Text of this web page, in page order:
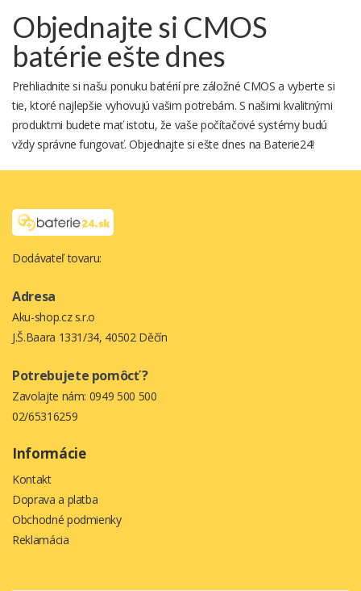
Objednajte si CMOS
batérie ešte dnes
Prehliadnite si našu ponuku batérií pre záložné CMOS a vyberte si
tie, ktoré najlepšie vyhovujú vašim potrebám. S našimi kvalitnými
produktmi budete mať istotu, že vaše počítačové systémy budú
vždy správne fungovať. Objednajte si ešte dnes na Baterie24!
Dodávateľ tovaru:
Adresa
Aku-shop.cz s.r.o
J.Š.Baara 1331/34, 40502 Děčín
Potrebujete pomôcť ?
Zavolajte nám: 0949 500 500
02/65316259
Informácie
Kontakt
Doprava a platba
Obchodné podmienky
Reklamácia